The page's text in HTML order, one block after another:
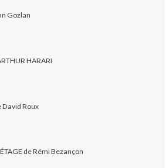
Gozlan
HARARI
David Roux
de Rémi Bezançon